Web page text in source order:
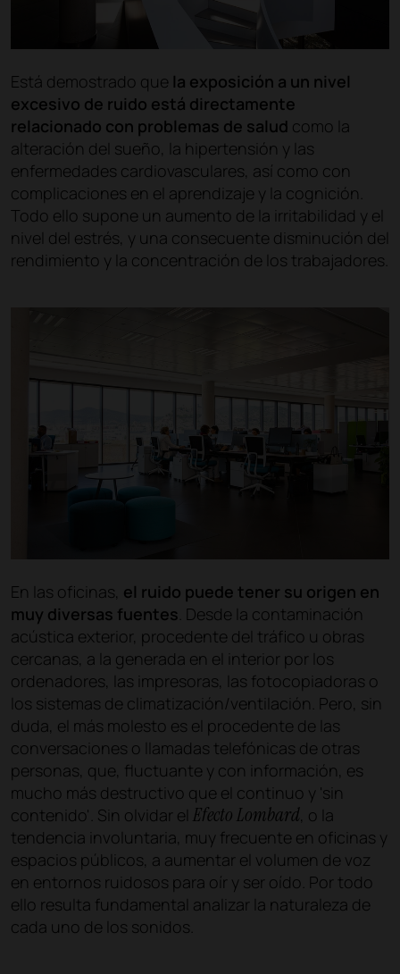
Está demostrado que la exposición a un nivel
excesivo de ruido está directamente
relacionado con problemas de salud como la
alteración del sueño, la hipertensión y las
enfermedades cardiovasculares, así como con
complicaciones en el aprendizaje y la cognición.
Todo ello supone un aumento de la irritabilidad y el
nivel del estrés, y una consecuente disminución del
rendimiento y la concentración de los trabajadores.
En las oficinas, el ruido puede tener su origen en
muy diversas fuentes. Desde la contaminación
acústica exterior, procedente del tráfico u obras
cercanas, a la generada en el interior por los
ordenadores, las impresoras, las fotocopiadoras o
los sistemas de climatización/ventilación. Pero, sin
duda, el más molesto es el procedente de las
conversaciones o llamadas telefónicas de otras
personas, que, fluctuante y con información, es
mucho más destructivo que el continuo y 'sin
contenido'. Sin olvidar el Efecto Lombard, o la
tendencia involuntaria, muy frecuente en oficinas y
espacios públicos, a aumentar el volumen de voz
en entornos ruidosos para oír y ser oído. Por todo
ello resulta fundamental analizar la naturaleza de
cada uno de los sonidos.